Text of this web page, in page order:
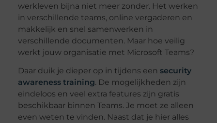
werkleven bijna niet meer zonder. Het werken
in verschillende teams, online vergaderen en
makkelijk en snel samenwerken in
verschillende documenten. Maar hoe veilig
werkt jouw organisatie met Microsoft Teams?
Daar duik je dieper op in tijdens een security
awareness training. De mogelijkheden zijn
eindeloos en veel extra features zijn gratis
beschikbaar binnen Teams. Je moet ze alleen
even weten te vinden. Naast dat je hier alles